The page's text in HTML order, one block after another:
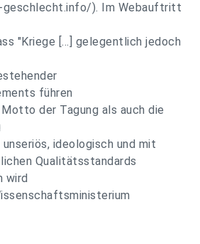
). Im Webauftritt
"Kriege [...] gelegentlich jedoch
führen
der Tagung als auch die
ideologisch und mit
Qualitätsstandards
wird